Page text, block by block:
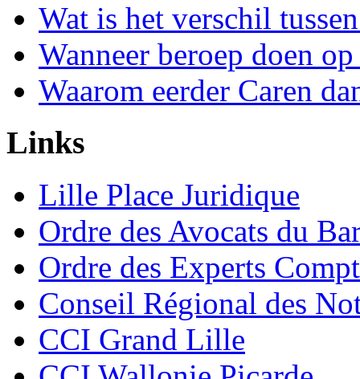
Wat is het verschil
Wanneer beroep doen
Waarom eerder Caren
Links
Lille Place Juridique
Ordre des Avocats du
Ordre des Experts
Conseil Régional des
CCI Grand Lille